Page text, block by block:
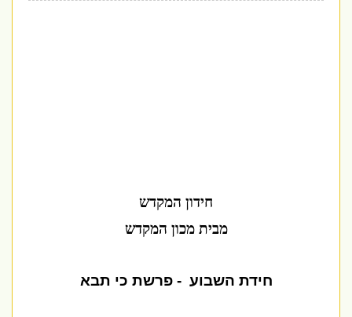
חידון המקדש
מבית מכון המקדש
חידת השבוע - פרשת כי תבא